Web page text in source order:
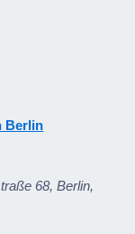
Berlin
68, Berlin,